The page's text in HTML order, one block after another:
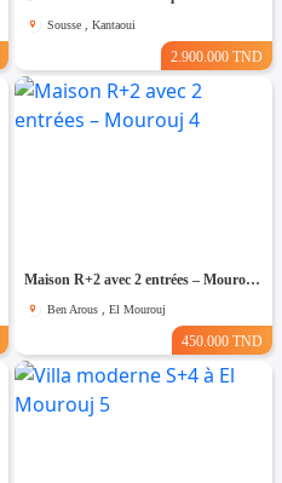
Sousse , Kantaoui
2.900.000 TND
Maison R+2 avec 2 entrées – Mourouj 4
Ben Arous , El Mourouj
450.000 TND